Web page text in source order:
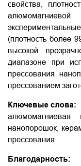
свойства,
(плотность более
высокой
диапазоне при
прессования
прессованием
Ключевые слова:
алюмомагниевая
нанопорошок,
прессования
Благодарность: